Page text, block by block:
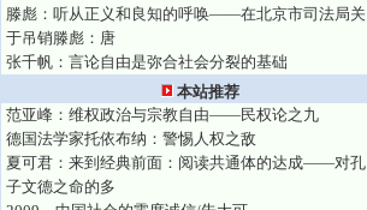
滕彪：听从正义和良知的呼唤——在北京市司法局关
于吊销滕彪：唐
张千帆：言论自由是弥合社会分裂的基础
本站推荐
范亚峰：维权政治与宗教自由——民权论之九
德国法学家托依布纳：警惕人权之敌
夏可君：来到经典前面：阅读共通体的达成——对孔
子文德之命的多